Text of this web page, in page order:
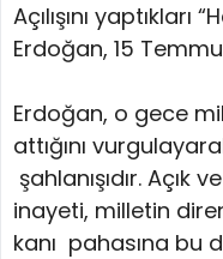
Açılışını
Erdoğan, 15
Erdoğan, o gece
attığını
şahlanışıdır.
inayeti, milletin
kanı pahasına bu